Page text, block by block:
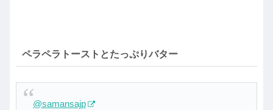
ペラペラトーストとたっぷりバター
@samansajp